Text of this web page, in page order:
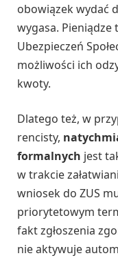
obowiązek wydać
wygasa. Pieniądze
Ubezpieczeń
możliwości ich
kwoty.
Dlatego też, w
rencisty,
formalnych jest
w trakcie
wniosek do ZUS
priorytetowym
fakt zgłoszenia
nie aktywuje